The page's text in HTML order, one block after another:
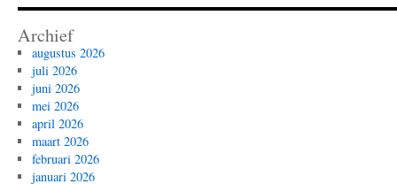
Archief
augustus 2026
juli 2026
juni 2026
mei 2026
april 2026
maart 2026
februari 2026
januari 2026